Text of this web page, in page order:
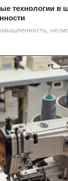
технологии в